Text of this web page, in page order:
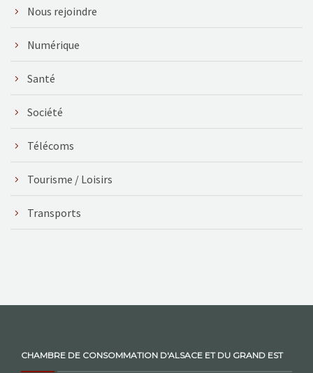
Nous rejoindre
Numérique
Santé
Société
Télécoms
Tourisme / Loisirs
Transports
CHAMBRE DE CONSOMMATION D'ALSACE ET DU GRAND EST